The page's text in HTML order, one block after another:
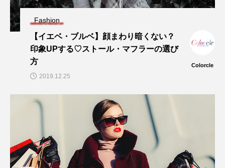
Fashion
【イエベ・ブルベ】顔まわり暗くない？
印象UPする♡ストール・マフラーの選び
方
Colorcle
2019.12.25